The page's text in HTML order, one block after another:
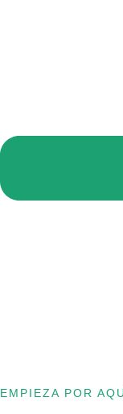
EMPIEZA POR